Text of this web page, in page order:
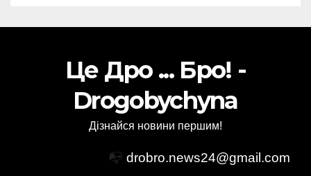
Це Дро ... Бро! -
Drogobychyna
Дізнайся новини першим!
📭 drobro.news24@gmail.com